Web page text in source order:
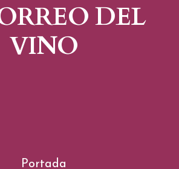
DEL
VINO
Portada